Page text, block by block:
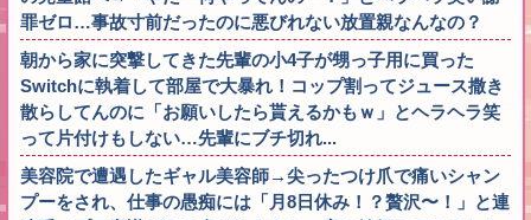
罪ゼロ…事故寸前だったのに悪びれない放置親なんなの？
朝から家に突撃してきた先輩の小4子が甥っ子用に買った
Switchに執着して部屋で大暴れ！コップ割ってジュース撒き
散らしてんのに「お願いしたら貰えるかもｗ」とヘラヘラ笑
って片付けもしない…先輩にブチ切れ...
美容院で遭遇したギャル美容師→尖ったつけ爪で痛いシャン
プーをされ、仕事の愚痴には「月8日休み！？贅沢〜！」と連